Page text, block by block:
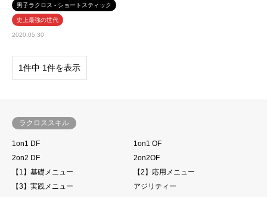
男子ラクロス - ショートスティック
史上最強の世代
2020.05.30
1件中 1件を表示
ラクロススキル
1on1 DF
1on1 OF
2on2 DF
2on2OF
【1】基礎メニュー
【2】応用メニュー
【3】実践メニュー
アジリティー